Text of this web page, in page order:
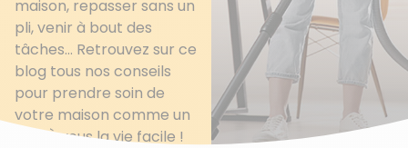
maison, repasser sans un
pli, venir à bout des
tâches… Retrouvez sur ce
blog tous nos conseils
pour prendre soin de
votre maison comme un
pro. À vous la vie facile !